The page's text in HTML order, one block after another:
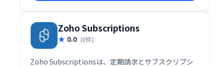
Zoho Subscriptions
0.0 (0件)
Zoho Subscriptionsは、定期請求とサブスクリプシ